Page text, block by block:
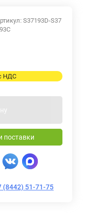
S37193D-S37
поставки
(8442) 51-71-75